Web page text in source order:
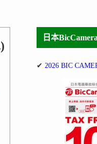
日本
✔ 2026 BIC